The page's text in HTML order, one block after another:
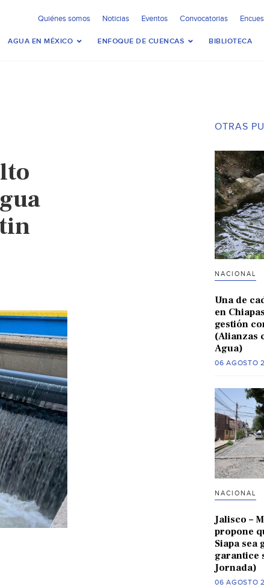
Quiénes somos Noticias Eventos Convocatorias
AGUA EN MÉXICO ENFOQUE DE CUENCAS BIBLIOTECA
OTRAS
NACIONAL
Una de
en
gestión
(Alianzas
Agua)
06 AGOSTO
NACIONAL
Jalisco –
propone
Siapa sea
garantice
Jornada)
06 AGOSTO